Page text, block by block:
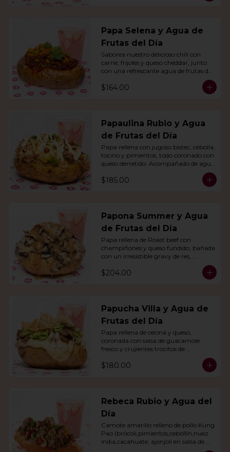
Papa Selena y Agua de
Frutas del Día
Saborea nuestro delicioso chili con
carne, frijoles y queso cheddar, junto
con una refrescante agua de frutas del
$164.00
Papaulina Rubio y Agua
de Frutas del Día
Papa rellena con jugoso bistec, cebolla,
tocino y pimientos, todo coronado con
queso derretido. Acompañado de agua
$185.00
Papona Summer y Agua
de Frutas del Día
Papa rellena de Roast beef con
champiñones y queso fundido, bañada
con un irresistible gravy de res,
$204.00
Papucha Villa y Agua de
Frutas del Día
Papa rellena de cecina y queso,
coronada con salsa de guacamole
fresco y crujientes trocitos de
agua del día.
$180.00
Rebeca Rubio y Agua del
Día
Camote amarillo relleno de pollo Kung
Pao (brócoli,pimientos,cebollín,nuez
India,cacahuate, ajonjolí en salsa de